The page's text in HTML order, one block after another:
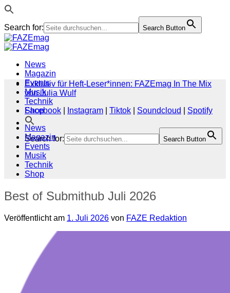
Search for: Search Button
Zum
Inhalt
News
Magazin
Events
Musik
Technik
Shop
Search for: Search Button
Exklusiv für Heft-Leser*innen: FAZEmag In The Mix
von Julia Wulf
Facebook
Instagram Tiktok Soundcloud
Spotify
News
Magazin
Events
Musik
Technik
Shop
Best of Submithub Juli 2026
Veröffentlicht am 1. Juli 2026 von FAZE Redaktion